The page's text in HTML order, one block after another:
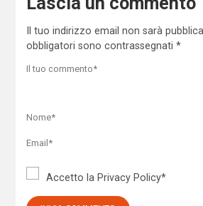
Il tuo indirizzo email non sarà
obbligatori sono contrassegnati *
Accetto la Privacy Policy*